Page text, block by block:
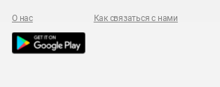
О нас Как связаться с нами